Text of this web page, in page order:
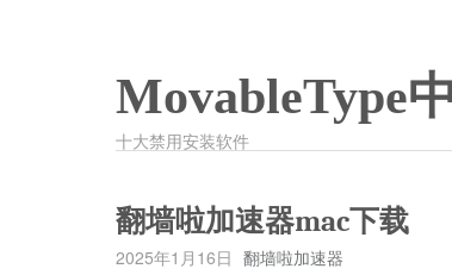
MovableType
十大禁用安装软件
翻墙啦加速器mac下载
2025年1月16日 翻墙啦加速器